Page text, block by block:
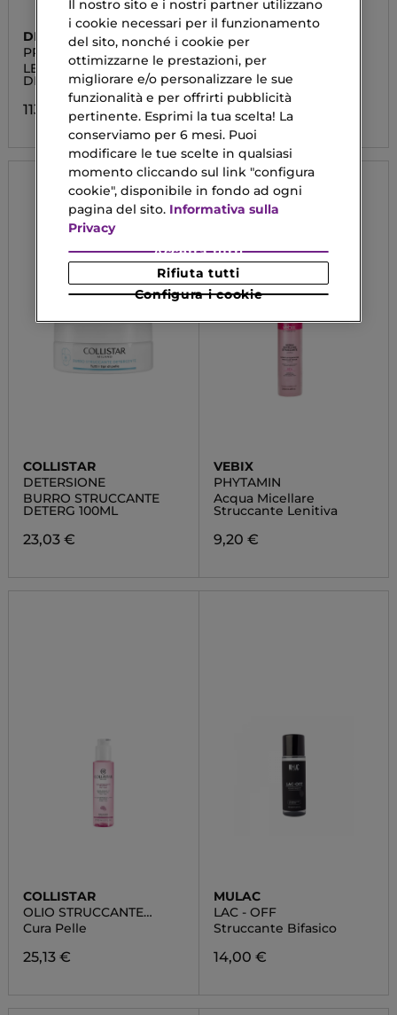
DIOR
PRESTIGE
LE BAUME
DEMAQUILLANT
113,90 €
GUERLAIN
ORCHIDÉE IMPÉRIALE
La Gelée D'Huile
89,92 €
COLLISTAR
DETERSIONE
BURRO STRUCCANTE
DETERG 100ML
23,03 €
VEBIX
PHYTAMIN
Acqua Micellare
Struccante Lenitiva
9,20 €
COLLISTAR
OLIO STRUCCANTE
DELICATO
Cura Pelle
25,13 €
MULAC
LAC - OFF
Struccante Bifasico
14,00 €
Il nostro sito e i nostri partner utilizzano
i cookie necessari per il funzionamento
del sito, nonché i cookie per
ottimizzarne le prestazioni, per
migliorare e/o personalizzare le sue
funzionalità e per offrirti pubblicità
pertinente. Esprimi la tua scelta! La
conserviamo per 6 mesi. Puoi
modificare le tue scelte in qualsiasi
momento cliccando sul link "configura
cookie", disponibile in fondo ad ogni
pagina del sito. Informativa sulla
Privacy
Configura i cookie
Rifiuta tutti
Accetta tutti